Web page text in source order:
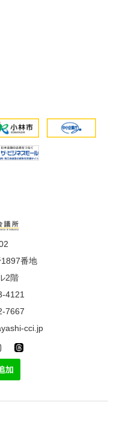
番地
2階
4121
7667
cci.jp